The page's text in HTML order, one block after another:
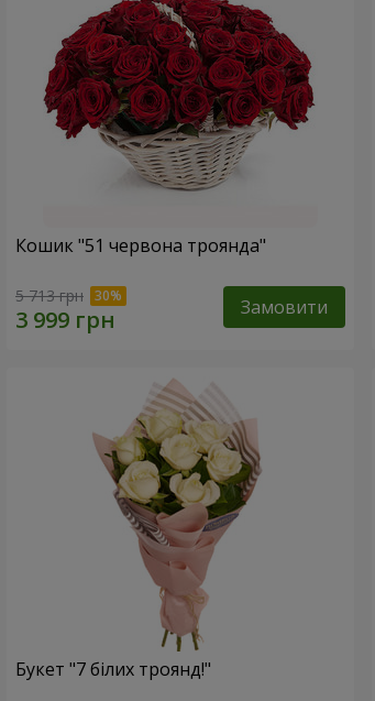
Кошик "51 червона троянда"
5 713 грн Замовити
Букет "7 білих троянд!"